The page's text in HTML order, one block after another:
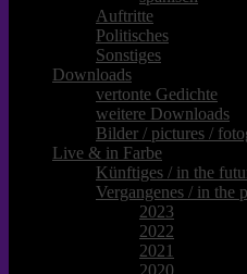
Auftritte
Politisches
Sonstiges
Downloads
vertonte Gedichte
weitere Downloads
Bilder / pictures /
Live & in Farbe
Künftiges / in the
Vergangenes / in the
2023
2022
2021
2020